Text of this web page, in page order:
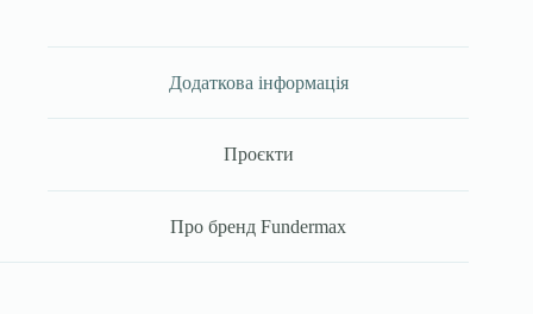
Додаткова інформація
Проєкти
Про бренд Fundermax